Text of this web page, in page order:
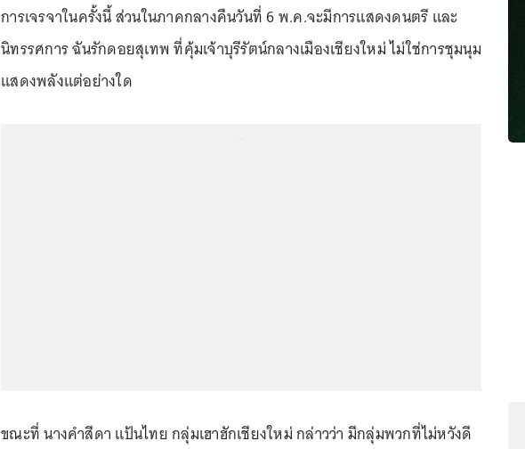
การเจรจาในครั้งนี้ ส่วนในภาคกลางคืนวันที่ 6 พ.ค.จะมีการแสดงดนตรี และ
นิทรรศการ ฉันรักดอยสุเทพ ที่คุ้มเจ้าบุรีรัตน์กลางเมืองเชียงใหม่ ไม่ใช่การชุมนุม
แสดงพลังแต่อย่างใด
ขณะที่ นางคำสีดา แป้นไทย กลุ่มเฮาฮักเชียงใหม่ กล่าวว่า มีกลุ่มพวกที่ไม่หวังดี